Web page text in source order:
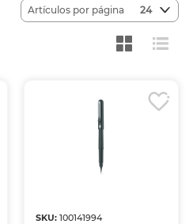
Artículos por página 24
SKU: 100141994